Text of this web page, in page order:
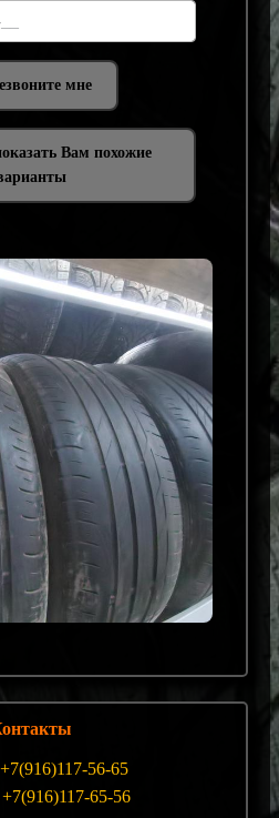
Вам похожие
+7(916)117-56-65
+7(916)117-65-56